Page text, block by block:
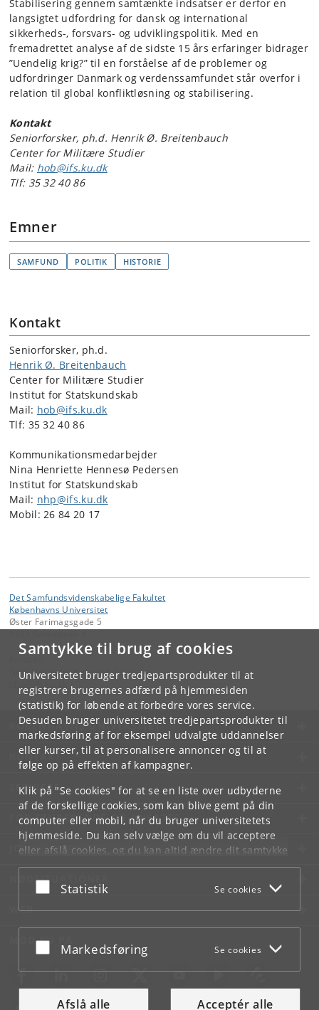
Samtykke til brug af cookies
Universitetet bruger tredjepartsprodukter til at
registrere brugernes adfærd på hjemmesiden
(statistik) for løbende at forbedre vores service.
Desuden bruger universitetet tredjepartsprodukter til
markedsføring af for eksempel udvalgte uddannelser
eller kurser, til at personalisere annoncer og til at
følge op på effekten af kampagner.
Klik på "Se cookies" for at se en liste over udbyderne
af de forskellige cookies, som kan blive gemt på din
computer eller mobil, når du bruger universitetets
hjemmeside. Du kan selv vælge om du vil acceptere
eller afslå cookies, og du kan altid ændre dit samtykke
underCookie- og privatlivspolitiksom du finder i
bunden af hver side.
Acceptér eller afslå
Statistik Se cookies
Acceptér eller afslå
Markedsføring Se cookies
Afslå alle Acceptér alle
Stabilisering gennem samtænkte indsatser er derfor en
langsigtet udfordring for dansk og international
sikkerheds-, forsvars- og udviklingspolitik. Med en
fremadrettet analyse af de sidste 15 års erfaringer bidrager
”Uendelig krig?” til en forståelse af de problemer og
udfordringer Danmark og verdenssamfundet står overfor i
relation til global konfliktløsning og stabilisering.
Kontakt
Seniorforsker, ph.d. Henrik Ø. Breitenbauch
Center for Militære Studier
Mail: hob@ifs.ku.dk
Tlf: 35 32 40 86
Emner
SAMFUND POLITIK HISTORIE
Kontakt
Seniorforsker, ph.d.
Henrik Ø. Breitenbauch
Center for Militære Studier
Institut for Statskundskab
Mail: hob@ifs.ku.dk
Tlf: 35 32 40 86
Kommunikationsmedarbejder
Nina Henriette Hennesø Pedersen
Institut for Statskundskab
Mail: nhp@ifs.ku.dk
Mobil: 26 84 20 17
Det Samfundsvidenskabelige Fakultet
Københavns Universitet
Øster Farimagsgade 5
Nina Henriette Hennesø Pedersen
KØBENHAVNS UNIVERSITET
KONTAKT
SERVICES
FOR STUDERENDE OG ANSATTE
JOB OG KARRIERE
NØDSITUATIONER
WEB
MØD KU PÅ